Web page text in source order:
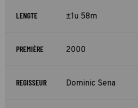
LENGTE ±1u 58m
PREMIÈRE 2000
REGISSEUR Dominic Sena